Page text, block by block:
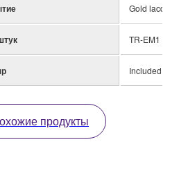
Gold lacquer
TR-EM1
Included
продукты